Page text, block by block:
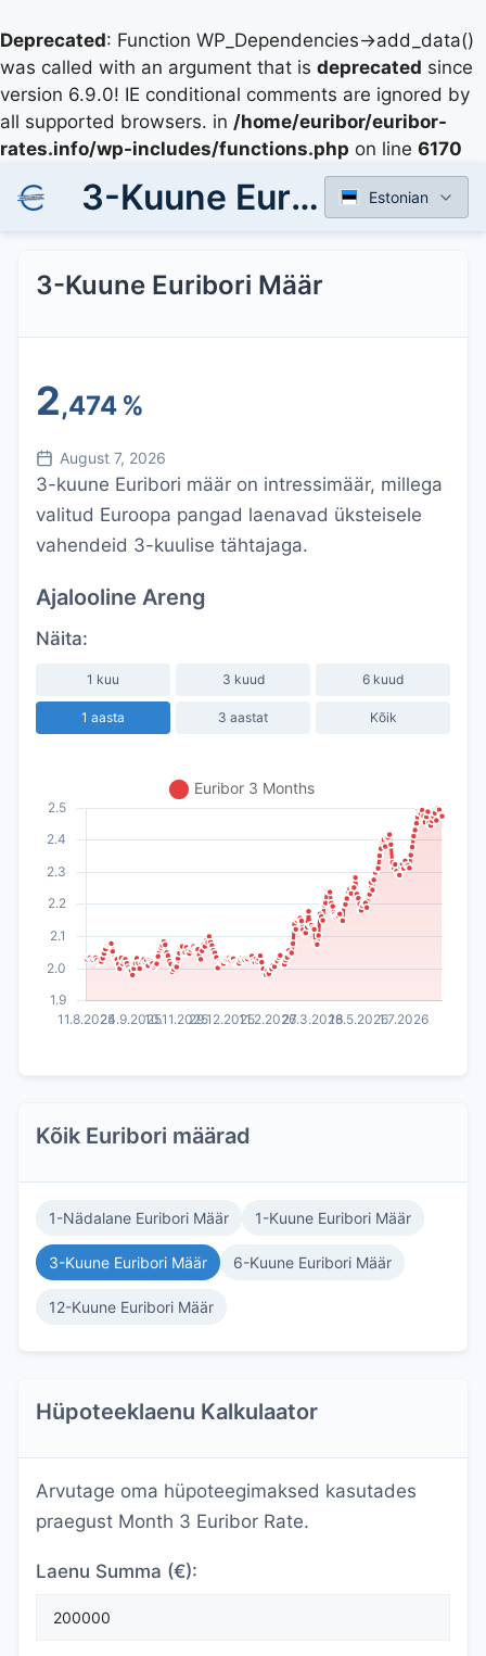
Deprecated: Function WP_Dependencies->add_data()
was called with an argument that is deprecated since
version 6.9.0! IE conditional comments are ignored by
all supported browsers. in /home/euribor/euribor-
rates.info/wp-includes/functions.php on line 6170
3-Kuune Euribori Määr Estonian
3-Kuune Euribori Määr
2,474 %
August 7, 2026
3-kuune Euribori määr on intressimäär, millega
valitud Euroopa pangad laenavad üksteisele
vahendeid 3-kuulise tähtajaga.
Ajalooline Areng
Näita:
1 kuu 3 kuud 6 kuud
1 aasta 3 aastat Kõik
Kõik Euribori määrad
1-Nädalane Euribori Määr 1-Kuune Euribori Määr
3-Kuune Euribori Määr 6-Kuune Euribori Määr
12-Kuune Euribori Määr
Hüpoteeklaenu Kalkulaator
Arvutage oma hüpoteegimaksed kasutades
praegust Month 3 Euribor Rate.
Laenu Summa (€):